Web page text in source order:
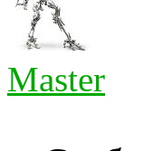
Master